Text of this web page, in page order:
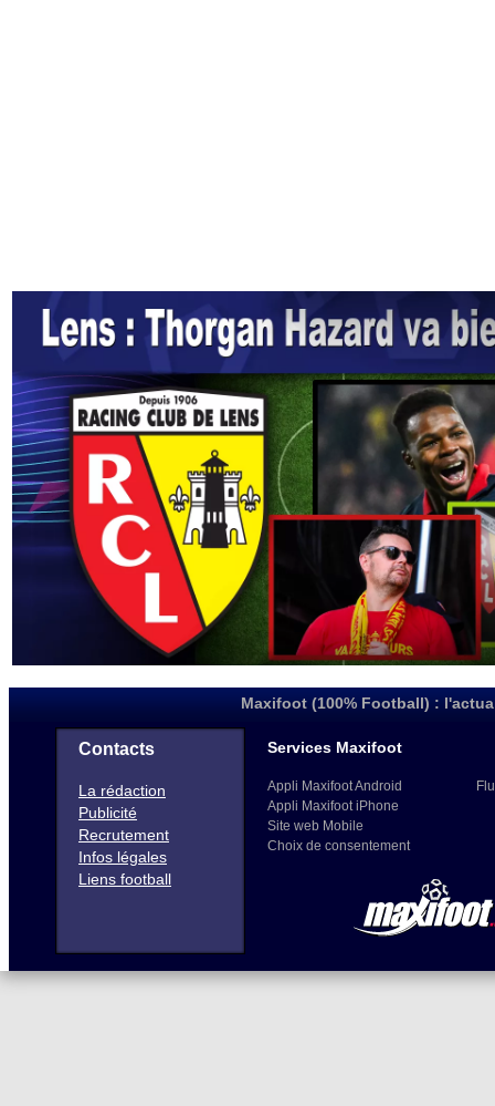
Maxifoot (100% Football) :
Contacts
La rédaction
Publicité
Recrutement
Infos légales
Liens football
Services Maxifoot
Appli Maxifoot Android
Appli Maxifoot iPhone
Site web Mobile
Choix de consentement